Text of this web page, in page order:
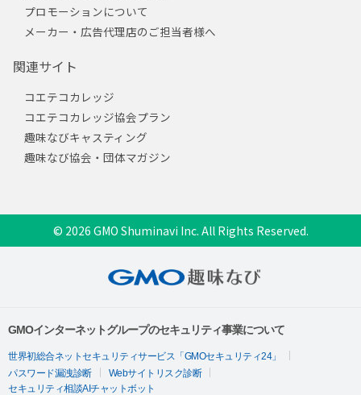
プロモーションについて
メーカー・広告代理店のご担当者様へ
関連サイト
コエテコカレッジ
コエテコカレッジ協会プラン
趣味なびキャスティング
趣味なび協会・団体マガジン
© 2026 GMO Shuminavi Inc. All Rights Reserved.